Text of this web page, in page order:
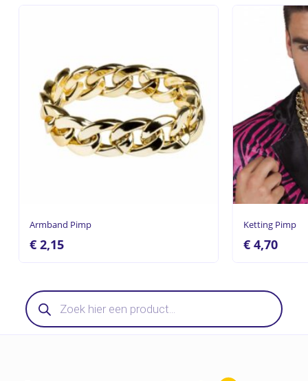
Armband Pimp
€2,15
Ketting Pimp
€4,70
Producten
zoeken